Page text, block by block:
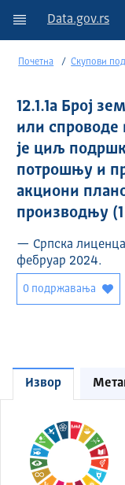
Data.gov.rs
Почетна Скупови
12.1.1a Број
или спроводе
је циљ
потрошњу и
акциони
производњу
— Српска
фебруар 2024.
0 подржавања
Извор